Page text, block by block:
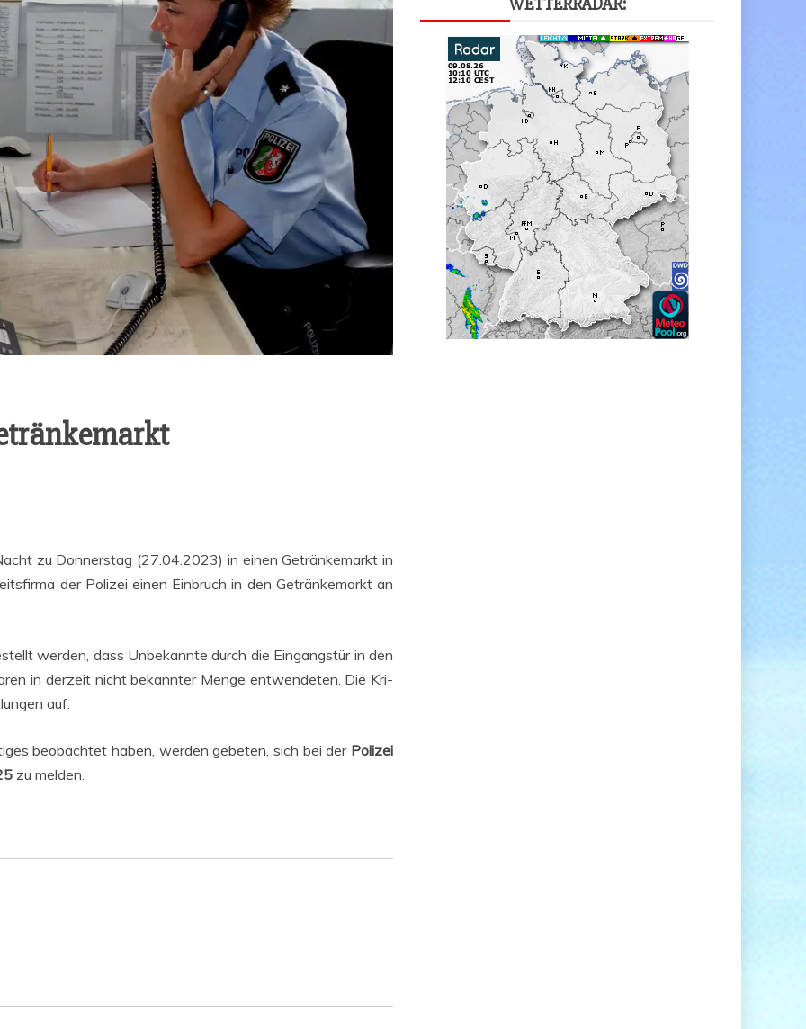
zu Don­ners­tag (27.04.2023) in einen Geträn­ke­markt in
der Poli­zei einen Ein­bruch in den Geträn­ke­markt an
wer­den, dass Unbe­kann­te durch die Ein­gangs­tür in den
in der­zeit nicht bekann­ter Men­ge ent­wen­de­ten. Die Kri­
auf.
beob­ach­tet haben, wer­den gebe­ten, sich bei der Poli­zei
zu melden.